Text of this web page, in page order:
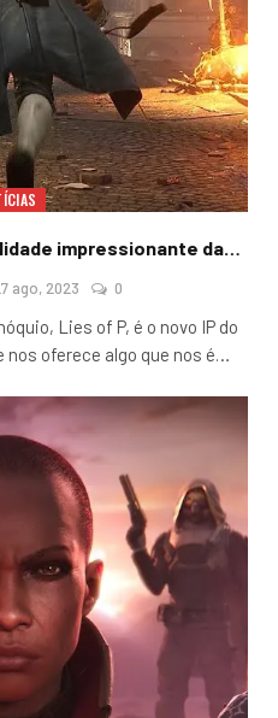
impressionante da…
ago, 2023 0
Lies of P, é o novo IP do
oferece algo que nos é…